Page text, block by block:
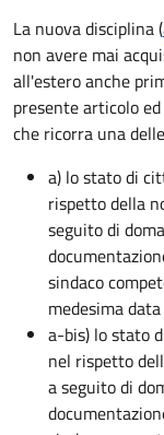
La nuova disciplina (
non avere mai
all'estero anche
presente articolo
che ricorra una
a) lo stato di
rispetto della
seguito di
sindaco
medesima data
a-bis) lo stato
nel rispetto
a seguito di